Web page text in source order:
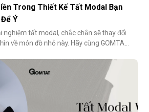
Trong Thiết Kế Tất Modal Bạn
Ý
nghiệm tất modal, chắc chắn sẽ thay đổi
về món đồ nhỏ này. Hãy cùng GOMTAT
điều có thể bạn chưa từng để ý
rất nhiều đến trải nghiệm hằng
modalĐiểm